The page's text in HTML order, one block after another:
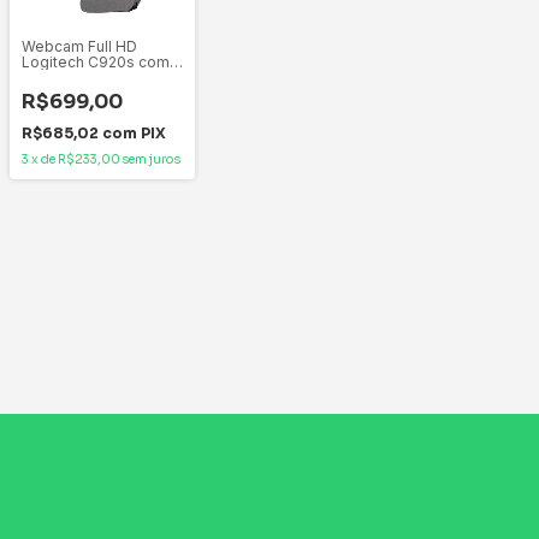
Webcam Full HD
Logitech C920s com
Proteção de
Privacidade,
Widescreen 1080p,
Compatível Logitech
Cap
R$699,00
R$685,02 com PIX
3 x de R$233,00 sem juros